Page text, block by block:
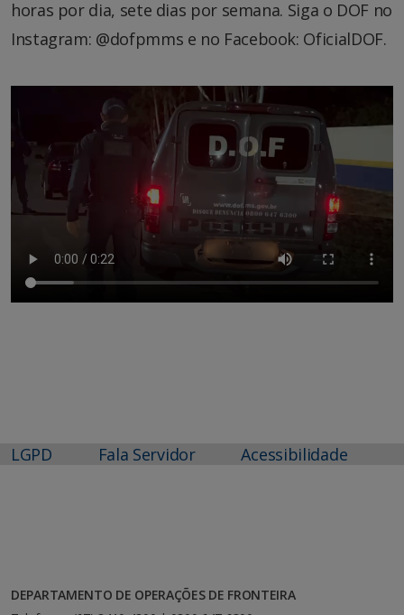
horas por dia, sete dias por semana. Siga o DOF no
Instagram: @dofpmms e no Facebook: OficialDOF.
LGPD Fala Servidor Acessibilidade
DEPARTAMENTO DE OPERAÇÕES DE FRONTEIRA